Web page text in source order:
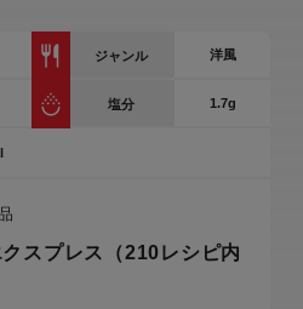
ジャンル 洋風
塩分 1.7g
スプレス（210レシピ内